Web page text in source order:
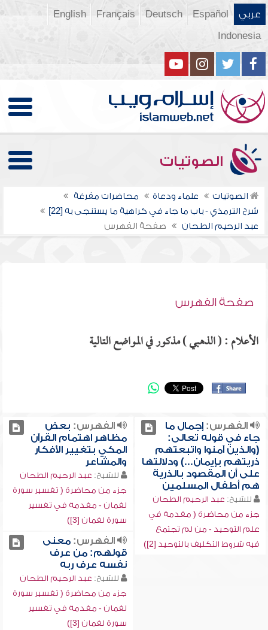
عربي Español
Deutsch
Français
English
Indonesia
الصوتيات
الصوتيات علماء ودعاة
محاضرات مفرغة
شرح الترمذي - باب ما جاء في كراهية ما يستنجى به [22]
عبد الرحيم الطحان
صفحة الفهرس
صفحة الفهرس
الأعلام : ( الذهبي ) مذكور في المواضع التالية
الفهرس:إجمال ما
جاء في قوله تعالى:
(والذين آمنوا واتبعتهم
ذريتهم بإيمان...) ودلالتها
على أن المقصود بالذرية
هم أطفال المسلمين
للشيخ: عبد الرحيم الطحان
جزء من محاضرة ( مقدمة في
علم التوحيد - من لم تجتمع
فيه شروط التكليف بالتوحيد [2])
الفهرس: بعض
مظاهر اهتمام القرآن
المكي بتغيير الأفكار
والمشاعر
للشيخ: عبد الرحيم الطحان
جزء من محاضرة ( تفسير سورة
لقمان - مقدمة في تفسير
سورة لقمان [3])
الفهرس:معنى
قولهم: من عرف
نفسه عرف ربه
للشيخ: عبد الرحيم الطحان
جزء من محاضرة ( تفسير سورة
لقمان - مقدمة في تفسير
سورة لقمان [3])